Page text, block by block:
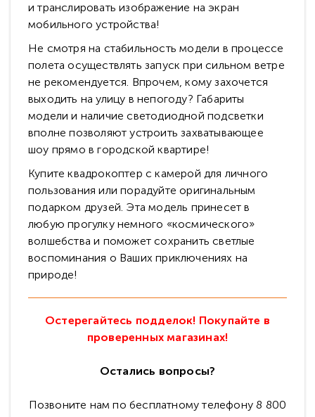
и транслировать изображение на экран
мобильного устройства!
Не смотря на стабильность модели в процессе
полета осуществлять запуск при сильном ветре
не рекомендуется. Впрочем, кому захочется
выходить на улицу в непогоду? Габариты
модели и наличие светодиодной подсветки
вполне позволяют устроить захватывающее
шоу прямо в городской квартире!
Купите квадрокоптер с камерой для личного
пользования или порадуйте оригинальным
подарком друзей. Эта модель принесет в
любую прогулку немного «космического»
волшебства и поможет сохранить светлые
воспоминания о Ваших приключениях на
природе!
Остерегайтесь подделок! Покупайте в
проверенных магазинах!
Остались вопросы?
Позвоните нам по бесплатному телефону 8 800